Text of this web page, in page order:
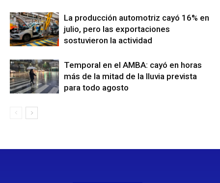
La producción automotriz cayó 16% en
julio, pero las exportaciones
sostuvieron la actividad
Temporal en el AMBA: cayó en horas
más de la mitad de la lluvia prevista
para todo agosto